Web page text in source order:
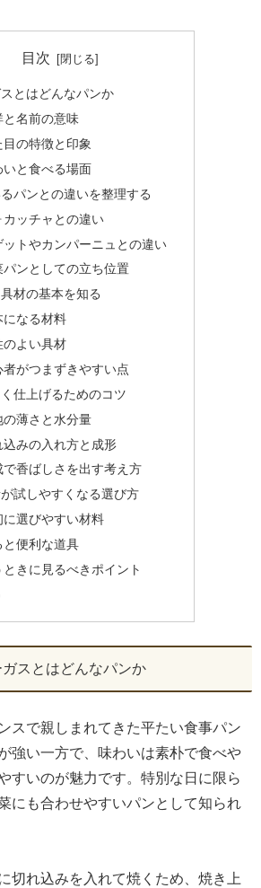
目次
とはどんなパンか
と名前の意味
目の特徴と印象
いと食べる場面
パンとの違いを整理する
カッチャとの違い
ットやカンパーニュとの違い
パンとしての立ち位置
材の基本を知る
になる材料
のよい具材
者がつまずきやすい点
仕上げるためのコツ
の薄さと水分量
込みの入れ方と成形
で香ばしさを出す考え方
試しやすくなる選び方
に選びやすい材料
と便利な道具
ときに見るべきポイント
ガスとはどんなパンか
スで親しまれてきた平たい食事パン
強い一方で、味わいは素朴で食べや
すいのが魅力です。特別な日に限ら
にも合わせやすいパンとして知られ
切れ込みを入れて焼くため、焼き上